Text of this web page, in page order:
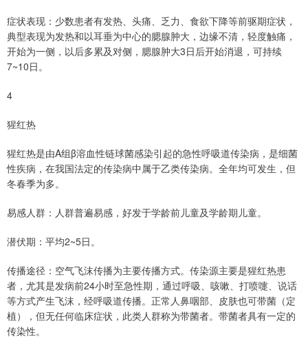
症状表现：少数患者有发热、头痛、乏力、食欲下降等前驱期症状，
典型表现为发热和以耳垂为中心的腮腺肿大，边缘不清，轻度触痛，
开始为一侧，以后多累及对侧，腮腺肿大3日后开始消退，可持续
7~10日。
4
猩红热
猩红热是由A组β溶血性链球菌感染引起的急性呼吸道传染病，是细菌
性疾病，在我国法定的传染病中属于乙类传染病。全年均可发生，但
冬春季为多。
易感人群：人群普遍易感，好发于学龄前儿童及学龄期儿童。
潜伏期：平均2~5日。
传播途径：空气飞沫传播为主要传播方式。传染源主要是猩红热患
者，尤其是发病前24小时至急性期，通过呼吸、咳嗽、打喷嚏、说话
等方式产生飞沫，经呼吸道传播。正常人鼻咽部、皮肤也可带菌（定
植），但无任何临床症状，此类人群称为带菌者。带菌者具有一定的
传染性。